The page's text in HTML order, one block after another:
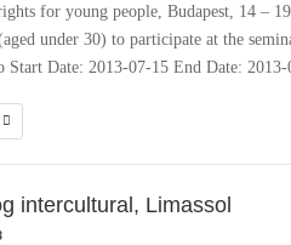
for young people, Budapest, 14 –
under 30) to participate at the
Start Date: 2013-07-15 End Date:
intercultural, Limassol